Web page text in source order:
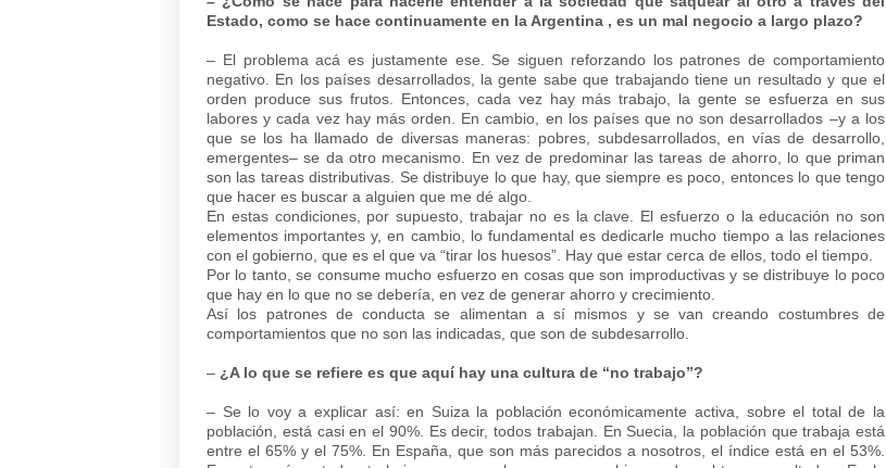
Estado, como se hace continuamente en la Argentina , es un mal negocio a largo plazo?
– El problema acá es justamente ese. Se siguen reforzando los patrones de comportamiento
negativo. En los países desarrollados, la gente sabe que trabajando tiene un resultado y que el
orden produce sus frutos. Entonces, cada vez hay más trabajo, la gente se esfuerza en sus
labores y cada vez hay más orden. En cambio, en los países que no son desarrollados –y a los
que se los ha llamado de diversas maneras: pobres, subdesarrollados, en vías de desarrollo,
emergentes– se da otro mecanismo. En vez de predominar las tareas de ahorro, lo que priman
son las tareas distributivas. Se distribuye lo que hay, que siempre es poco, entonces lo que tengo
que hacer es buscar a alguien que me dé algo.
En estas condiciones, por supuesto, trabajar no es la clave. El esfuerzo o la educación no son
elementos importantes y, en cambio, lo fundamental es dedicarle mucho tiempo a las relaciones
con el gobierno, que es el que va “tirar los huesos”. Hay que estar cerca de ellos, todo el tiempo.
Por lo tanto, se consume mucho esfuerzo en cosas que son improductivas y se distribuye lo poco
que hay en lo que no se debería, en vez de generar ahorro y crecimiento.
Así los patrones de conducta se alimentan a sí mismos y se van creando costumbres de
comportamientos que no son las indicadas, que son de subdesarrollo.
– ¿A lo que se refiere es que aquí hay una cultura de “no trabajo”?
– Se lo voy a explicar así: en Suiza la población económicamente activa, sobre el total de la
población, está casi en el 90%. Es decir, todos trabajan. En Suecia, la población que trabaja está
entre el 65% y el 75%. En España, que son más parecidos a nosotros, el índice está en el 53%.